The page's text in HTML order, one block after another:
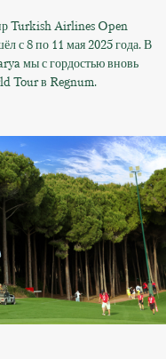
Turkish Airlines Open
с 8 по 11 мая 2025 года. В
мы с гордостью вновь
Tour в Regnum.